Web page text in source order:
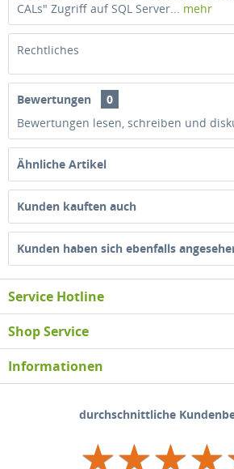
CALs" Zugriff auf SQL Server... mehr
Rechtliches
Bewertungen
0
Bewertungen lesen, schreiben und
Ähnliche Artikel
Kunden kauften auch
Kunden haben sich ebenfalls
Service Hotline
Shop Service
Informationen
durchschnittliche
★★★★
★★★★